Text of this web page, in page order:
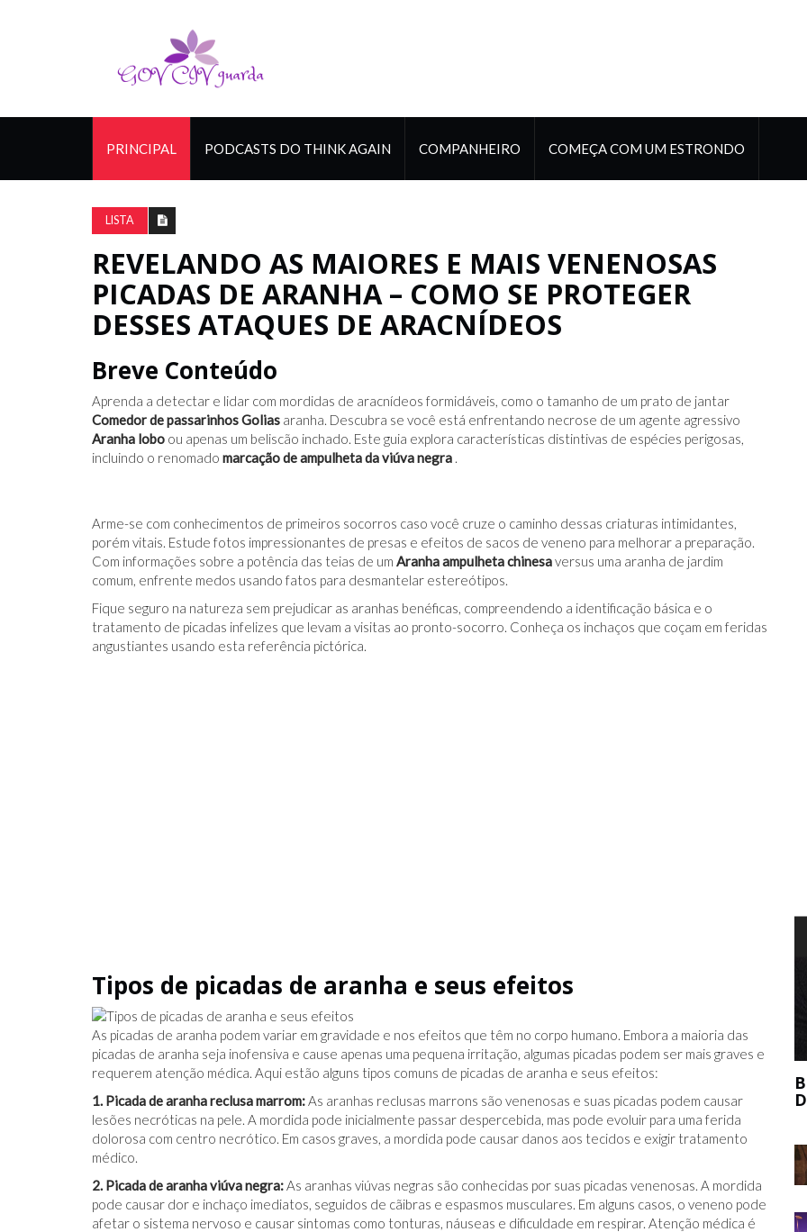
PRINCIPAL PODCASTS DO THINK AGAIN COMPANHEIRO COMEÇA COM UM ESTRONDO
LISTA
REVELANDO AS MAIORES E MAIS VENENOSAS
PICADAS DE ARANHA – COMO SE PROTEGER
DESSES ATAQUES DE ARACNÍDEOS
Breve Conteúdo
Aprenda a detectar e lidar com mordidas de aracnídeos formidáveis, como o tamanho de um prato de jantar
Comedor de passarinhos Golias aranha. Descubra se você está enfrentando necrose de um agente agressivo
Aranha lobo ou apenas um beliscão inchado. Este guia explora características distintivas de espécies perigosas,
incluindo o renomado marcação de ampulheta da viúva negra .
Arme-se com conhecimentos de primeiros socorros caso você cruze o caminho dessas criaturas intimidantes,
porém vitais. Estude fotos impressionantes de presas e efeitos de sacos de veneno para melhorar a preparação.
Com informações sobre a potência das teias de um Aranha ampulheta chinesaversus uma aranha de jardim
comum, enfrente medos usando fatos para desmantelar estereótipos.
Fique seguro na natureza sem prejudicar as aranhas benéficas, compreendendo a identificação básica e o
tratamento de picadas infelizes que levam a visitas ao pronto-socorro. Conheça os inchaços que coçam em feridas
angustiantes usando esta referência pictórica.
Tipos de picadas de aranha e seus efeitos
As picadas de aranha podem variar em gravidade e nos efeitos que têm no corpo humano. Embora a maioria das
picadas de aranha seja inofensiva e cause apenas uma pequena irritação, algumas picadas podem ser mais graves e
requerem atenção médica. Aqui estão alguns tipos comuns de picadas de aranha e seus efeitos:
1. Picada de aranha reclusa marrom:As aranhas reclusas marrons são venenosas e suas picadas podem causar
lesões necróticas na pele. A mordida pode inicialmente passar despercebida, mas pode evoluir para uma ferida
dolorosa com centro necrótico. Em casos graves, a mordida pode causar danos aos tecidos e exigir tratamento
médico.
2. Picada de aranha viúva negra:As aranhas viúvas negras são conhecidas por suas picadas venenosas. A mordida
pode causar dor e inchaço imediatos, seguidos de cãibras e espasmos musculares. Em alguns casos, o veneno pode
afetar o sistema nervoso e causar sintomas como tonturas, náuseas e dificuldade em respirar. Atenção médica é
BERNIE MADOFF AJUDOU O MERCADO
DE ARTE?